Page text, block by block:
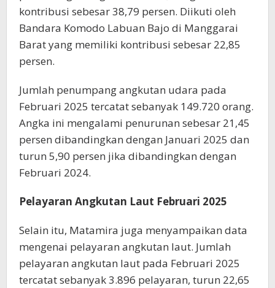
kontribusi sebesar 38,79 persen. Diikuti oleh
Bandara Komodo Labuan Bajo di Manggarai
Barat yang memiliki kontribusi sebesar 22,85
persen.
Jumlah penumpang angkutan udara pada
Februari 2025 tercatat sebanyak 149.720 orang.
Angka ini mengalami penurunan sebesar 21,45
persen dibandingkan dengan Januari 2025 dan
turun 5,90 persen jika dibandingkan dengan
Februari 2024.
Pelayaran Angkutan Laut Februari 2025
Selain itu, Matamira juga menyampaikan data
mengenai pelayaran angkutan laut. Jumlah
pelayaran angkutan laut pada Februari 2025
tercatat sebanyak 3.896 pelayaran, turun 22,65